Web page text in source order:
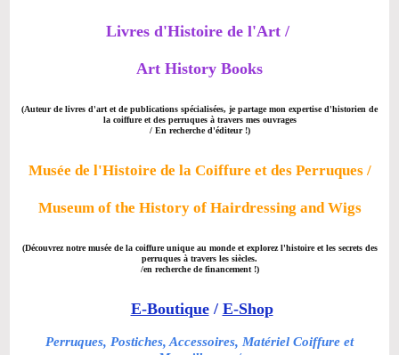
Livres d'Histoire de l'Art /
Art History Books
(Auteur de livres d'art et de publications spécialisées, je partage mon expertise d'historien de
la coiffure et des perruques à travers mes ouvrages
/ En recherche d'éditeur !)
Musée de l'Histoire de la Coiffure et des Perruques /
Museum of the History of Hairdressing and Wigs
(Découvrez notre musée de la coiffure unique au monde et explorez l'histoire et les secrets des
perruques à travers les siècles.
/en recherche de financement !)
E-Boutique/ E-Shop
Perruques, Postiches, Accessoires, Matériel Coiffure et